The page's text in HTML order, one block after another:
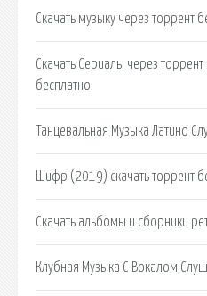
Скачать музыку через торрент
Скачать Сериалы через
бесплатно.
Танцевальная Музыка Латино
Шифр (2019) скачать торрент
Скачать альбомы и сборники
Клубная Музыка С Вокалом